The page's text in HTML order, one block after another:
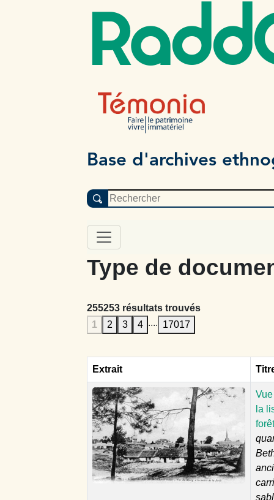
Base d'archives
Type de
255253 résultats trouvés
1
2 3 4 .... 17017
Extrait
la
forêt